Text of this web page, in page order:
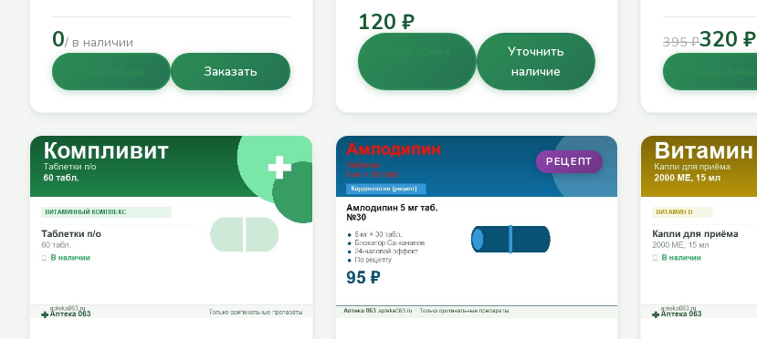
0/ в наличии
Заказать
120 ₽
Уточнить
наличие
395 ₽320 ₽
РЕЦЕПТ